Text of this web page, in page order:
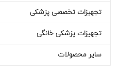
تجهیزات تخصصی پزشکی
تجهیزات پزشکی خانگی
سایر محصولات